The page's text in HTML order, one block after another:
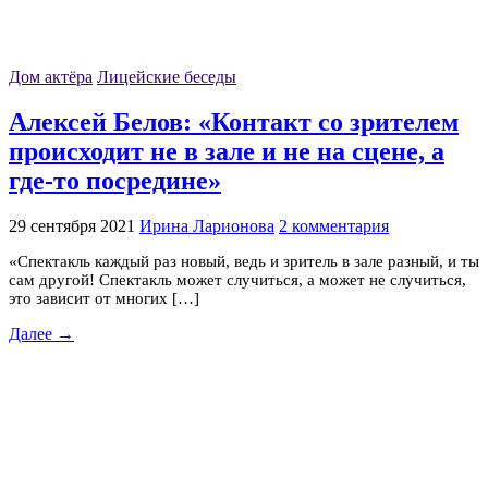
Дом актёра Лицейские беседы
Алексей Белов: «Контакт со зрителем
происходит не в зале и не на сцене, а
где-то посредине»
29 сентября 2021 Ирина Ларионова 2 комментария
«Спектакль каждый раз новый, ведь и зритель в зале разный, и ты
сам другой! Спектакль может случиться, а может не случиться,
это зависит от многих […]
Далее →